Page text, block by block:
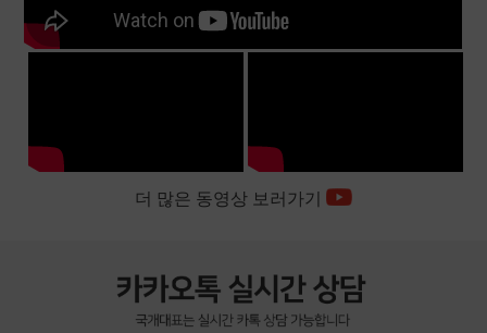
더 많은 동영상 보러가기